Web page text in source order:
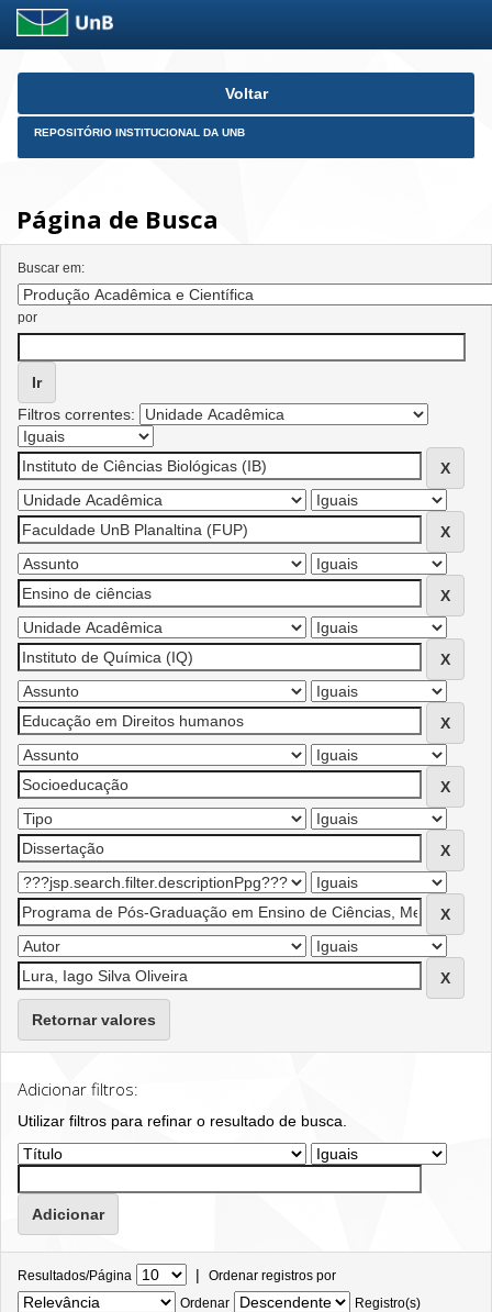
Skip
Voltar
REPOSITÓRIO INSTITUCIONAL DA UNB
Página de Busca
Buscar em:
por
Filtros correntes:
Retornar valores
Adicionar filtros:
Utilizar filtros para refinar o resultado de busca.
Resultados/Página | Ordenar registros por
Ordenar
Registro(s)